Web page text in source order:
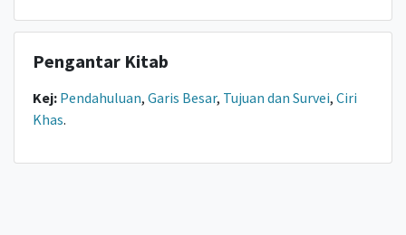
Pengantar Kitab
Kej: Pendahuluan, Garis Besar, Tujuan dan Survei, Ciri
Khas.